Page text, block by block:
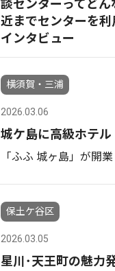
談センターってど
近までセンターを
インタビュー
横須賀・三浦
2026.03.06
城ケ島に高級ホテル
「ふふ 城ヶ島」が開業
保土ケ谷区
2026.03.05
星川･天王町の魅力